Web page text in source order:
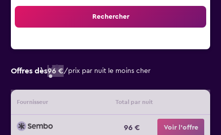
Rechercher
Offres dès96 €/prix par nuit le moins cher
Fournisseur Total par nuit
96 € Voir l’offre